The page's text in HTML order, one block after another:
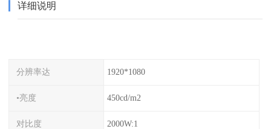
详细说明
分辨率达 1920*1080
•亮度 450cd/m2
对比度 2000W:1